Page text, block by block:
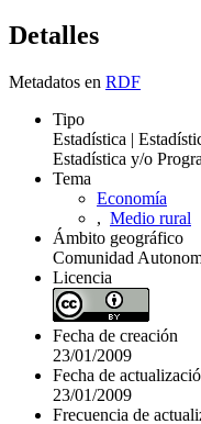
Detalles
Metadatos en RDF
Tipo
Estadística |
Estadística y/o
Tema
Economía
, Medio rural
Ámbito geográfico
Comunidad
Licencia
Fecha de creación
23/01/2009
Fecha de
23/01/2009
Frecuencia de